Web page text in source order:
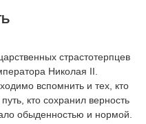
страстотерпцев
Николая II.
вспомнить и тех, кто
кто сохранил верность
обыденностью и нормой.